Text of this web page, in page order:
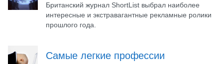
Британский журнал ShortList выбрал наиболее
интересные и экстравагантные рекламные ролики
прошлого года.
Самые легкие профессии